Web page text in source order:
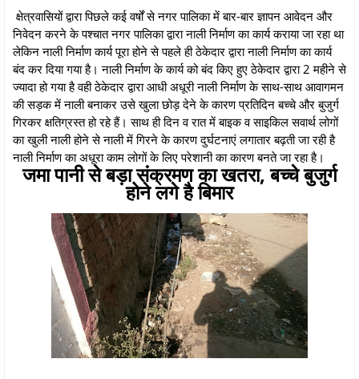
क्षेत्रवासियों द्वारा पिछले कई वर्षों से नगर पालिका में बार-बार ज्ञापन आवेदन और
निवेदन करने के पश्चात नगर पालिका द्वारा नाली निर्माण का कार्य कराया जा रहा था
लेकिन नाली निर्माण कार्य पूरा होने से पहले ही ठेकेदार द्वारा नाली निर्माण का कार्य
बंद कर दिया गया है। नाली निर्माण के कार्य को बंद किए हुए ठेकेदार द्वारा 2 महीने से
ज्यादा हो गया है वही ठेकेदार द्वारा आधी अधूरी नाली निर्माण के साथ-साथ आवागमन
की सड़क में नाली बनाकर उसे खुला छोड़ देने के कारण प्रतिदिन बच्चे और बुजुर्ग
गिरकर क्षतिग्रस्त हो रहे हैं। साथ ही दिन व रात में बाइक व साइकिल सवार्थ लोगों
का खुली नाली होने से नाली में गिरने के कारण दुर्घटनाएं लगातार बढ़ती जा रही है
नाली निर्माण का अधूरा काम लोगों के लिए परेशानी का कारण बनते जा रहा है।
जमा पानी से बड़ा संक्रमण का खतरा, बच्चे बुजुर्ग
होने लगे है बिमार